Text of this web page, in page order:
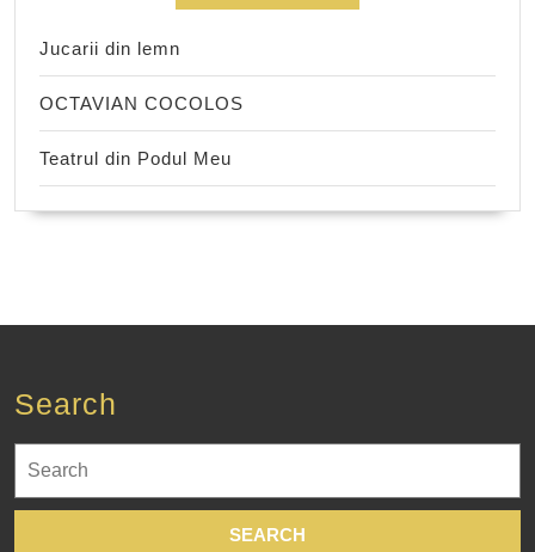
Jucarii din lemn
OCTAVIAN COCOLOS
Teatrul din Podul Meu
Search
for: